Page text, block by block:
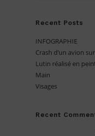
Recent Posts
INFOGRAPHIE
Crash d’un avion
Lutin réalisé en
Main
Visages
Recent